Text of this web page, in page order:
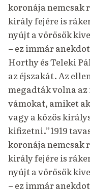
koronája nemcsak
király fejére is
nyújt a vörösök
– ez immár
Horthy és Teleki
az éjszakát.Az
megadták volna
vámokat, amiket
vagy a közös
kifizetni.”1919
koronája nemcsak
király fejére is
nyújt a vörösök
– ez immár